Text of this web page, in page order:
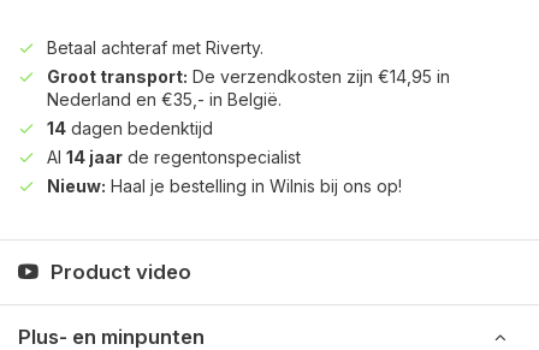
Betaal achteraf met Riverty.
Groot transport: De verzendkosten zijn €14,95 in
Nederland en €35,- in België.
14 dagen bedenktijd
Al 14 jaar de regentonspecialist
Nieuw: Haal je bestelling in Wilnis bij ons op!
Product video
Plus- en minpunten